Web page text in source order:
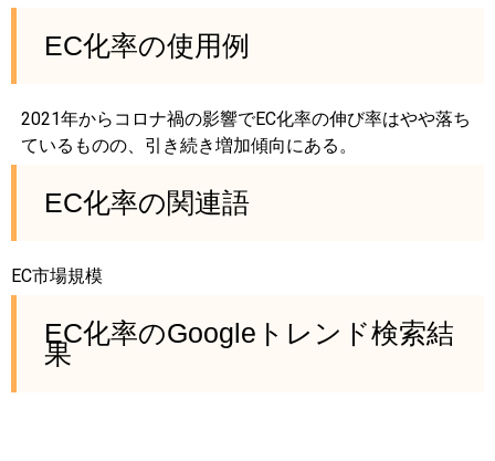
EC化率の使用例
2021年からコロナ禍の影響でEC化率の伸び率はやや落ち
ているものの、引き続き増加傾向にある。
EC化率の関連語
EC市場規模
EC化率のGoogleトレンド検索結
果